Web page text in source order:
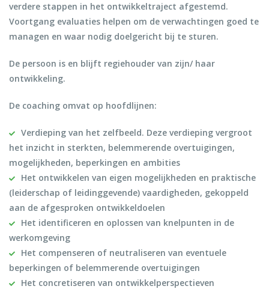
verdere stappen in het ontwikkeltraject afgestemd.
Voortgang evaluaties helpen om de verwachtingen goed te
managen en waar nodig doelgericht bij te sturen.
De persoon is en blijft regiehouder van zijn/ haar
ontwikkeling.
De coaching omvat op hoofdlijnen:
Verdieping van het zelfbeeld. Deze verdieping vergroot
het inzicht in sterkten, belemmerende overtuigingen,
mogelijkheden, beperkingen en ambities
Het ontwikkelen van eigen mogelijkheden en praktische
(leiderschap of leidinggevende) vaardigheden, gekoppeld
aan de afgesproken ontwikkeldoelen
Het identificeren en oplossen van knelpunten in de
werkomgeving
Het compenseren of neutraliseren van eventuele
beperkingen of belemmerende overtuigingen
Het concretiseren van ontwikkelperspectieven